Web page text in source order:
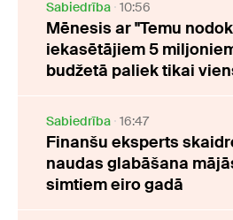
Sabiedrība 10:56
Mēnesis ar "Temu
iekasētājiem 5
budžetā paliek tikai
Sabiedrība 16:47
Finanšu eksperts
naudas glabāšana
simtiem eiro gadā